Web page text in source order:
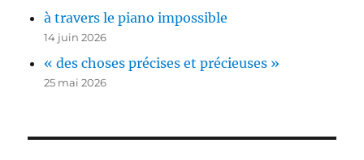
à travers le piano impossible
14 juin 2026
« des choses précises et précieuses »
25 mai 2026